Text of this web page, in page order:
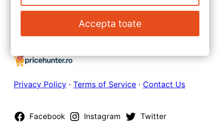
IPS Octa-core — Recenzie
Detaliată, Testare &
Recomandări
Privacy Policy · Terms of Service · Contact Us
Facebook Instagram Twitter
Accepta toate